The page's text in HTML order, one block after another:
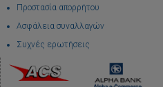
Προστασία απορρήτου
Ασφάλεια συναλλαγών
Συχνές ερωτήσεις